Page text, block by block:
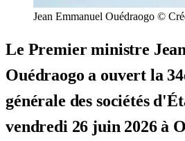
Jean Emmanuel Ouédraogo ©
Le Premier ministre
Ouédraogo a ouvert la
générale des sociétés
vendredi 26 juin 2026 à